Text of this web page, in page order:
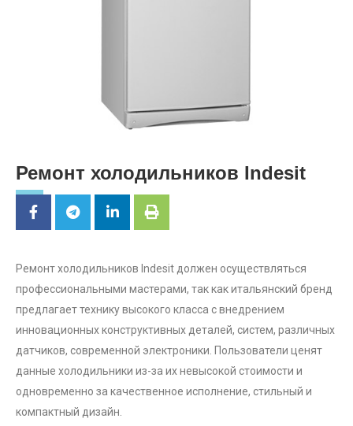
Ремонт холодильников Indesit
Ремонт холодильников Indesit должен осуществляться
профессиональными мастерами, так как итальянский бренд
предлагает технику высокого класса с внедрением
инновационных конструктивных деталей, систем, различных
датчиков, современной электроники. Пользователи ценят
данные холодильники из-за их невысокой стоимости и
одновременно за качественное исполнение, стильный и
компактный дизайн.